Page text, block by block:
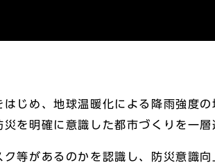
じめ、地球温暖化による降雨強度
を明確に意識した都市づくりを一層
等があるのかを認識し、防災意識